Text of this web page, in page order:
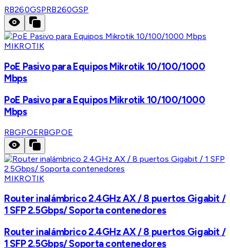
RB260GSPRB260GSP
MIKROTIK
PoE Pasivo para Equipos Mikrotik 10/100/1000
Mbps
PoE Pasivo para Equipos Mikrotik 10/100/1000
Mbps
RBGPOERBGPOE
MIKROTIK
Router inalámbrico 2.4GHz AX / 8 puertos Gigabit /
1 SFP 2.5Gbps/ Soporta contenedores
Router inalámbrico 2.4GHz AX / 8 puertos Gigabit /
1 SFP 2.5Gbps/ Soporta contenedores